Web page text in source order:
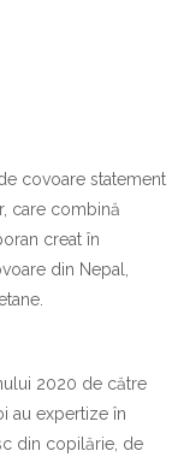
covoare statement
care combină
creat în
din Nepal,
2020 de către
au expertize în
din copilărie, de